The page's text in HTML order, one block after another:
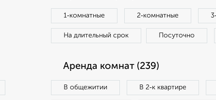
1‑комнатные 2‑комнатные
На длительный срок Посуточно
Аренда комнат (239)
В общежитии В 2‑к квартире